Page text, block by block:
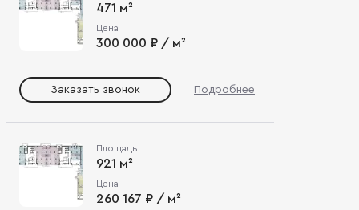
471 м²
Цена
300 000 ₽ / м²
Заказать звонок Подробнее
Площадь
921 м²
Цена
260 167 ₽ / м²